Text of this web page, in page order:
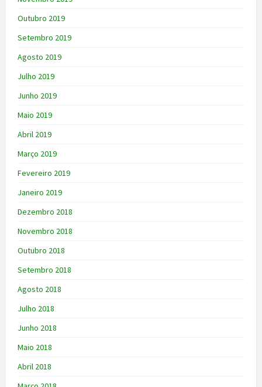
Outubro 2019
Setembro 2019
Agosto 2019
Julho 2019
Junho 2019
Maio 2019
Abril 2019
Março 2019
Fevereiro 2019
Janeiro 2019
Dezembro 2018
Novembro 2018
Outubro 2018
Setembro 2018
Agosto 2018
Julho 2018
Junho 2018
Maio 2018
Abril 2018